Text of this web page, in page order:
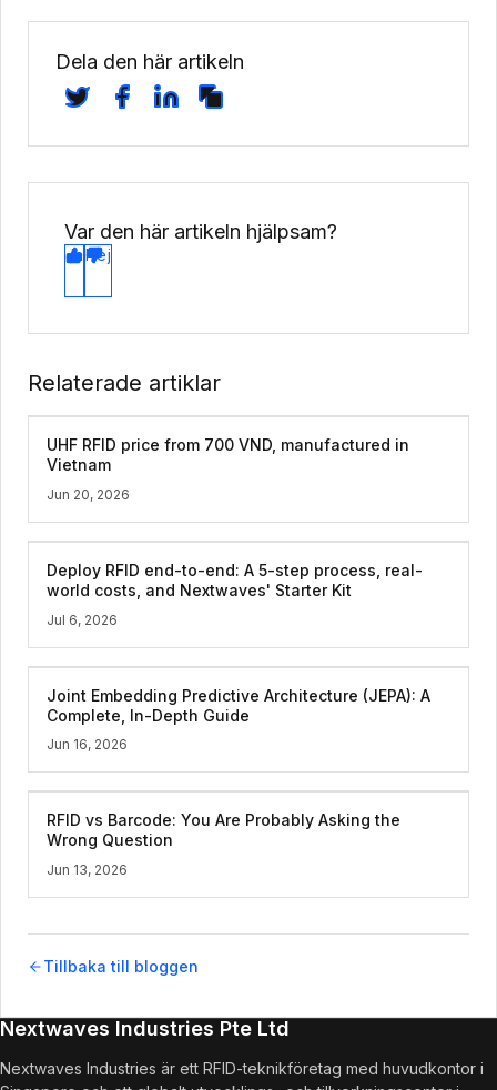
Dela den här artikeln
Var den här artikeln hjälpsam?
JaNej
Relaterade artiklar
UHF RFID price from 700 VND, manufactured in
Vietnam
Jun 20, 2026
Deploy RFID end-to-end: A 5-step process, real-
world costs, and Nextwaves' Starter Kit
Jul 6, 2026
Joint Embedding Predictive Architecture (JEPA): A
Complete, In-Depth Guide
Jun 16, 2026
RFID vs Barcode: You Are Probably Asking the
Wrong Question
Jun 13, 2026
Tillbaka till bloggen
Nextwaves Industries Pte Ltd
Nextwaves Industries är ett RFID-teknikföretag med huvudkontor i